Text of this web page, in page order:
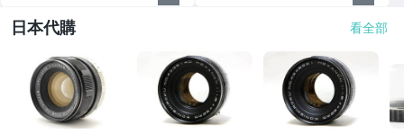
日本代購 看全部